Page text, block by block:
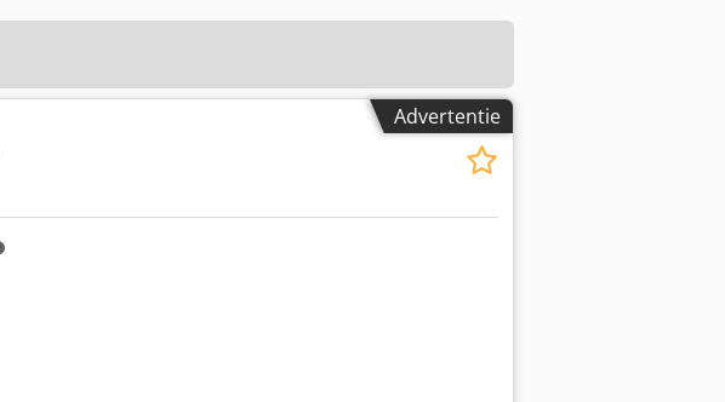
Advertentie